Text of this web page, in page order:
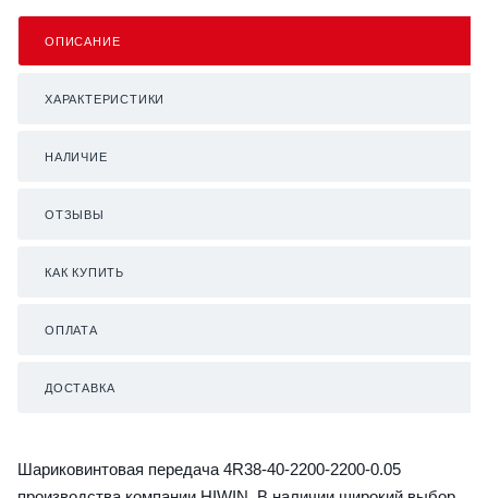
ОПИСАНИЕ
ХАРАКТЕРИСТИКИ
НАЛИЧИЕ
ОТЗЫВЫ
КАК КУПИТЬ
ОПЛАТА
ДОСТАВКА
Шариковинтовая передача 4R38-40-2200-2200-0.05